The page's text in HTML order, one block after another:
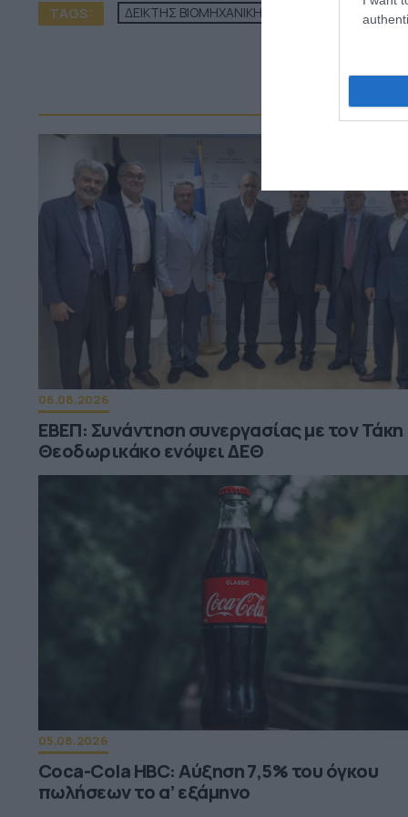
TAGS: ΔΕΙΚΤΗΣ ΒΙΟΜΗΧΑΝΙΚΗΣ ΠΑΡΑΓΩΓΗΣ
06.08.2026
ΕΒΕΠ: Συνάντηση συνεργασίας με τον Τάκη
Θεοδωρικάκο ενόψει ΔΕΘ
05.08.2026
Coca-Cola HBC: Aύξηση 7,5% του όγκου
πωλήσεων το α’ εξάμηνο